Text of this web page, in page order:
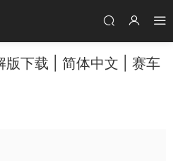
版下载 | 简体中文 | 赛车